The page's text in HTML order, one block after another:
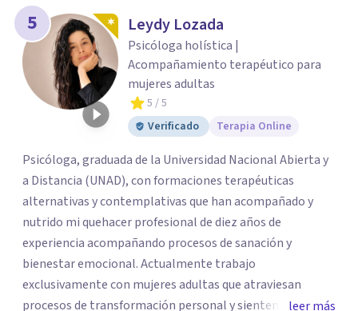
5 Leydy Lozada
Psicóloga holística |
Acompañamiento terapéutico para
mujeres adultas
5 / 5
Verificado
Terapia Online
Psicóloga, graduada de la Universidad Nacional Abierta y
a Distancia (UNAD), con formaciones terapéuticas
alternativas y contemplativas que han acompañado y
nutrido mi quehacer profesional de diez años de
experiencia acompañando procesos de sanación y
bienestar emocional. Actualmente trabajo
exclusivamente con mujeres adultas que atraviesan
procesos de transformación personal y sienten laleer más